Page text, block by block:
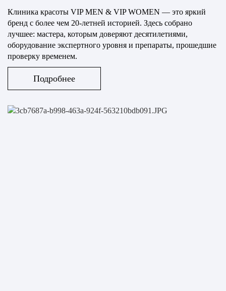
Клиника красоты VIP MEN & VIP WOMEN — это яркий
бренд с более чем 20-летней историей. Здесь собрано
лучшее: мастера, которым доверяют десятилетиями,
оборудование экспертного уровня и препараты, прошедшие
проверку временем.
Подробнее